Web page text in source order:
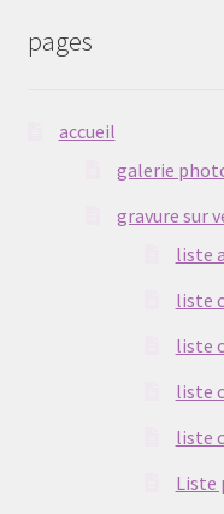
pages
accueil
galerie
gravure sur
liste
liste
liste
liste
liste
Liste